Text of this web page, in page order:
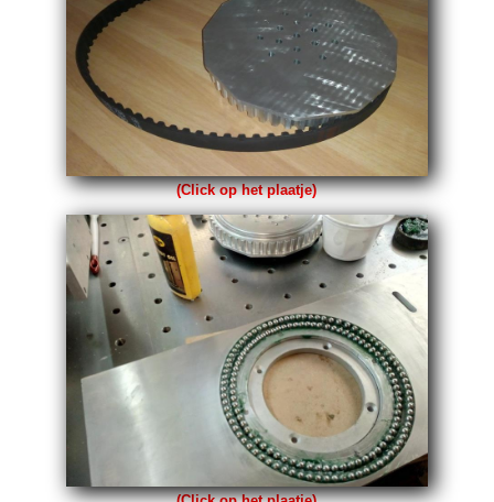
(Click op het plaatje)